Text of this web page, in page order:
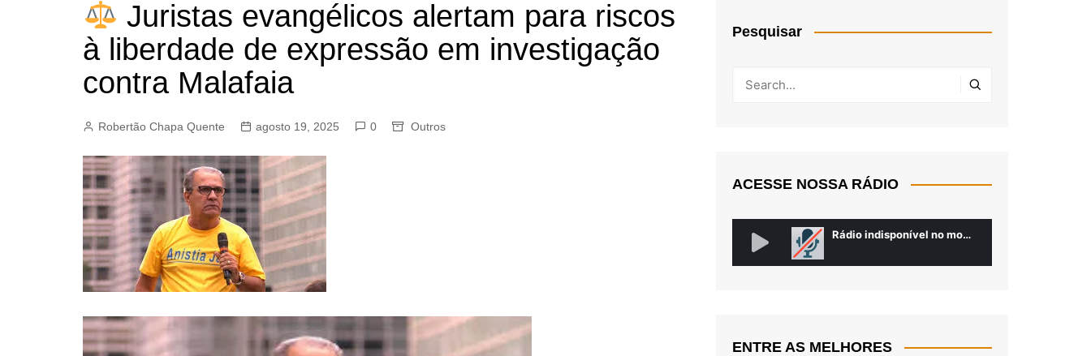
BARRETOS
ESTIVA GERBI
JUNDIAÍ
MOGI GUAÇU
MOGI MIRIM
PAULÍNIA
PEDREIRA
RIBEIRÃO PRETO
Juristas evangélicos alertam para riscos
à liberdade de expressão em investigação
contra Malafaia
Robertão Chapa Quente agosto 19, 2025 0 Outros
Pesquisar
ACESSE NOSSA RÁDIO
ENTRE AS MELHORES